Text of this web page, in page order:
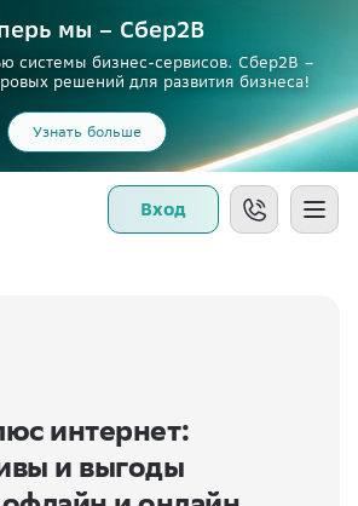
мы – Сбер2B
системы бизнес-сервисов. Сбер2В –
решений для развития бизнеса!
Узнать больше
Вход
интернет:
и выгоды